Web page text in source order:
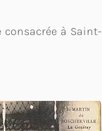
consacrée à Saint-